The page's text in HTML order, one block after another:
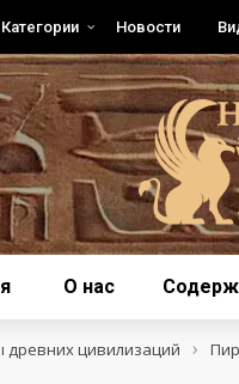
Новости
О нас
древних цивилизаций ›